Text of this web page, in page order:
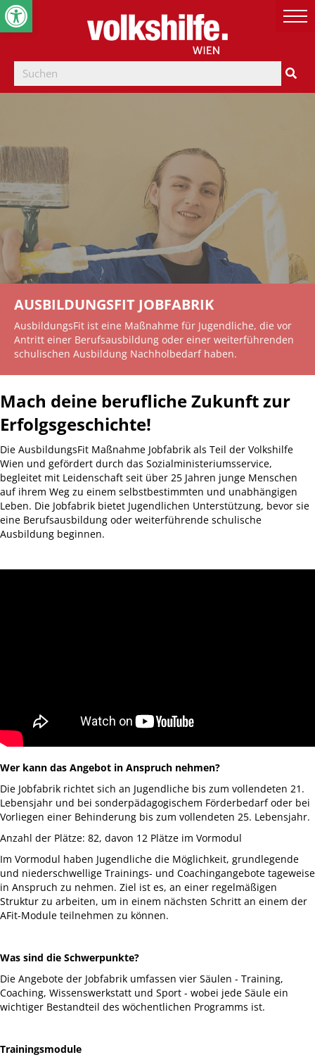
AUSBILDUNGSFIT JOBFABRIK
AusbildungsFit ist eine Maßnahme für Jugendliche, die vor
Antritt einer Berufsausbildung oder einer weiterführenden
schulischen Ausbildung Nachholbedarf haben.
Mach deine berufliche Zukunft zur
Erfolgsgeschichte!
Die AusbildungsFit Maßnahme Jobfabrik als Teil der Volkshilfe
Wien und gefördert durch das Sozialministeriumsservice,
begleitet mit Leidenschaft seit über 25 Jahren junge Menschen
auf ihrem Weg zu einem selbstbestimmten und unabhängigen
Leben. Die Jobfabrik bietet Jugendlichen Unterstützung, bevor sie
eine Berufsausbildung oder weiterführende schulische
Ausbildung beginnen.
Wer kann das Angebot in Anspruch nehmen?
Die Jobfabrik richtet sich an Jugendliche bis zum vollendeten 21.
Lebensjahr und bei sonderpädagogischem Förderbedarf oder bei
Vorliegen einer Behinderung bis zum vollendeten 25. Lebensjahr.
Anzahl der Plätze: 82, davon 12 Plätze im Vormodul
Im Vormodul haben Jugendliche die Möglichkeit, grundlegende
und niederschwellige Trainings- und Coachingangebote tageweise
in Anspruch zu nehmen. Ziel ist es, an einer regelmäßigen
Struktur zu arbeiten, um in einem nächsten Schritt an einem der
AFit-Module teilnehmen zu können.
Was sind die Schwerpunkte?
Die Angebote der Jobfabrik umfassen vier Säulen - Training,
Coaching, Wissenswerkstatt und Sport - wobei jede Säule ein
wichtiger Bestandteil des wöchentlichen Programms ist.
Trainingsmodule